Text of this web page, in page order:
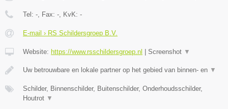
Tel: -, Fax: -, KvK: -
E-mail › RS Schildersgroep B.V.
Website: https://www.rsschildersgroep.nl Screenshot ▼
Uw betrouwbare en lokale partner op het gebied van binnen- en ▼
Schilder, Binnenschilder, Buitenschilder, Onderhoudsschilder,
Houtrot ▼